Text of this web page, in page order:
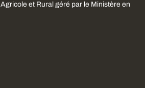
et Rural géré par le Ministère en